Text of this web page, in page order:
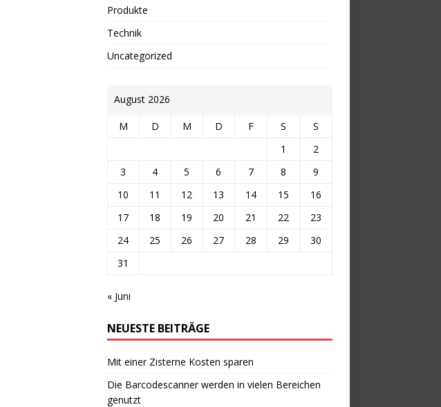
Produkte
Technik
Uncategorized
August 2026
M D M D F S
S
1
2
3
4 5 6 7 8
9
10
11 12 13 14 15
16
17
18 19 20 21 22
23
24
25 26 27 28 29
30
31
« Juni
NEUESTE BEITRÄGE
Mit einer Zisterne Kosten sparen
Die Barcodescanner werden in vielen Bereichen
genutzt